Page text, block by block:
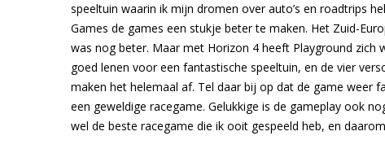
speeltuin waarin ik mijn dromen over auto’s en roadtrips
Games de games een stukje beter te maken. Het Zuid-
was nog beter. Maar met Horizon 4 heeft Playground zich
goed lenen voor een fantastische speeltuin, en de vier
maken het helemaal af. Tel daar bij op dat de game weer
een geweldige racegame. Gelukkige is de gameplay ook
wel de beste racegame die ik ooit gespeeld heb, en